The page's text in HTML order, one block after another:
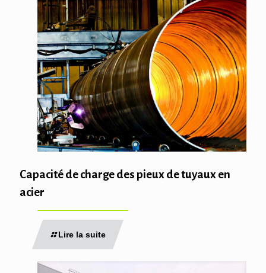
Capacité de charge des pieux de tuyaux en
acier
Lire la suite